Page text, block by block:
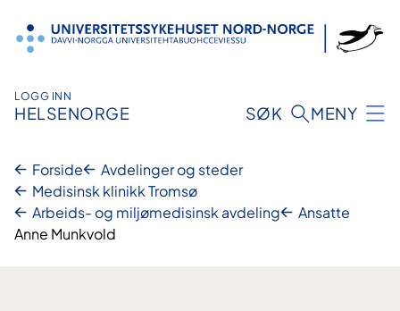
innhold
LOGG INN
HELSENORGE SØK MENY
Forside
Avdelinger og steder
Medisinsk klinikk Tromsø
Arbeids- og miljømedisinsk avdeling
Ansatte
Anne Munkvold